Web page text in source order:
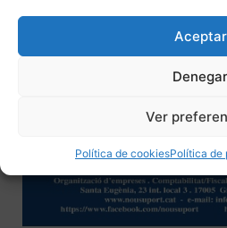
Aceptar
Denegar
Ver
Política de cookiesPolítica de
tractament comptable de les
efectuen els fundadors o els